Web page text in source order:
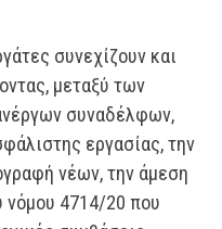
συνεχίζουν και
μεταξύ των
συναδέλφων,
εργασίας, την
νέων, την άμεση
νόμου 4714/20 που